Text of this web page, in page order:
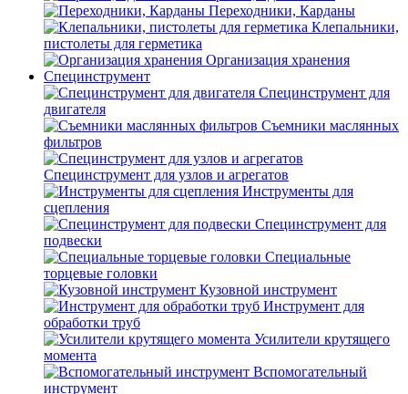
Переходники, Карданы
Клепальники,
пистолеты для герметика
Организация хранения
Специнструмент
Специнструмент для
двигателя
Съемники маслянных
фильтров
Специнструмент для узлов и агрегатов
Инструменты для
сцепления
Специнструмент для
подвески
Специальные
торцевые головки
Кузовной инструмент
Инструмент для
обработки труб
Усилители крутящего
момента
Вспомогательный
инструмент